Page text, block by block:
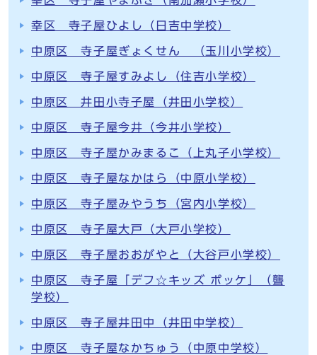
幸区 寺子屋ひよし（日吉中学校）
中原区 寺子屋ぎょくせん （玉川小学校）
中原区 寺子屋すみよし（住吉小学校）
中原区 井田小寺子屋（井田小学校）
中原区 寺子屋今井（今井小学校）
中原区 寺子屋かみまるこ（上丸子小学校）
中原区 寺子屋なかはら（中原小学校）
中原区 寺子屋みやうち（宮内小学校）
中原区 寺子屋大戸（大戸小学校）
中原区 寺子屋おおがやと（大谷戸小学校）
中原区 寺子屋「デフ☆キッズ ポッケ」（聾
学校）
中原区 寺子屋井田中（井田中学校）
中原区 寺子屋なかちゅう（中原中学校）